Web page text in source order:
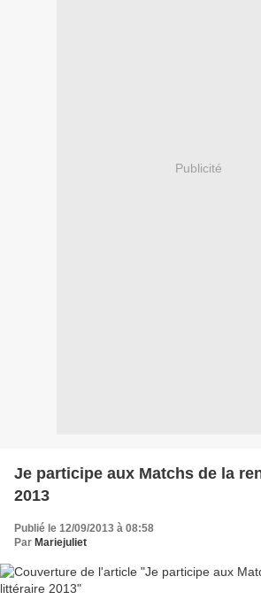
Publicité
Je participe aux Matchs de la
2013
Publié le 12/09/2013 à 08:58
Par Mariejuliet